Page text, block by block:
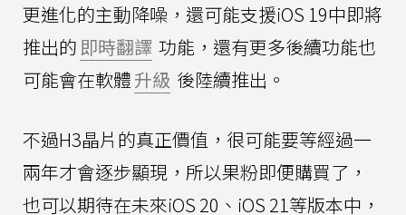
更進化的主動降噪，還可能支援iOS 19中即將
推出的即時翻譯 功能，還有更多後續功能也
可能會在軟體升級 後陸續推出。
不過H3晶片的真正價值，很可能要等經過一
兩年才會逐步顯現，所以果粉即便購買了，
也可以期待在未來iOS 20、iOS 21等版本中，